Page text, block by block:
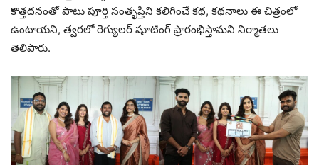
కొత్తదనంతో పాటు పూర్తి సంతృప్తిని కలిగించే కథ, కథనాలు ఈ చిత్రంలో
ఉంటాయని, త్వరలో రెగ్యులర్‌ షూటింగ్‌ ప్రారంభిస్తామని నిర్మాతలు
తెలిపారు.